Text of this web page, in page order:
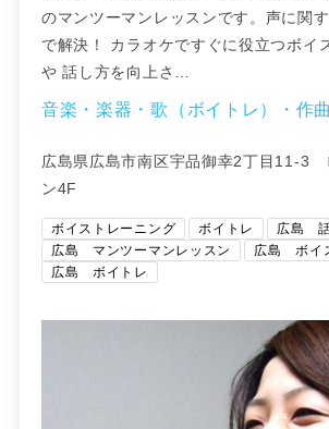
のマンツーマンレッスンです。声に関
で解決！ カラオケですぐに役立つボイ
や 話し方を向上さ…
音楽・楽器・歌（ボイトレ）・作曲
広島県広島市南区宇品御幸2丁目11-3
ン4F
ボイストレーニング ボイトレ
広島
広島 マンツーマンレッスン
広島 ボイ
広島 ボイトレ